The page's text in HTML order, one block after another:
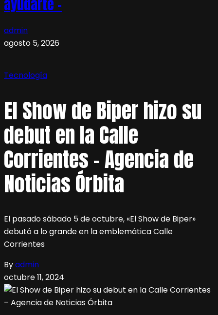
ayudarte –
admin
agosto 5, 2026
Tecnología
El Show de Biper hizo su
debut en la Calle
Corrientes – Agencia de
Noticias Órbita
El pasado sábado 5 de octubre, «El Show de Biper»
debutó a lo grande en la emblemática Calle
Corrientes
Byadmin
octubre 11, 2024